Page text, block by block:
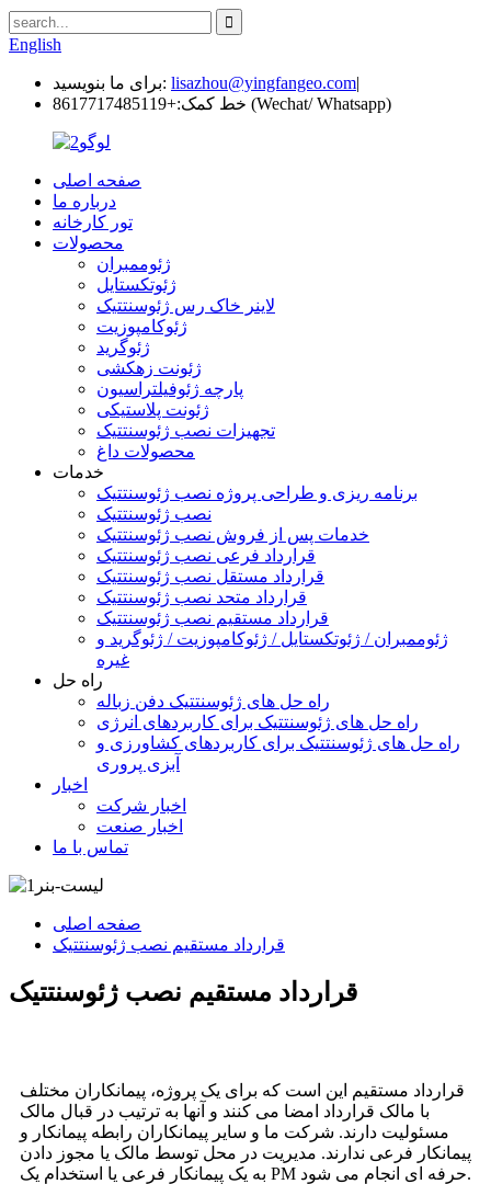
English
برای ما بنویسید: lisazhou@yingfangeo.com|
خط کمک: +8617717485119 (Wechat/ Whatsapp)
صفحه اصلی
درباره ما
تور کارخانه
محصولات
ژئوممبران
ژئوتکستایل
لاینر خاک رس ژئوسنتتیک
ژئوکامپوزیت
ژئوگرید
ژئونت زهکشی
پارچه ژئوفیلتراسیون
ژئونت پلاستیکی
تجهیزات نصب ژئوسنتتیک
محصولات داغ
خدمات
برنامه ریزی و طراحی پروژه نصب ژئوسنتتیک
نصب ژئوسنتتیک
خدمات پس از فروش نصب ژئوسنتتیک
قرارداد فرعی نصب ژئوسنتتیک
قرارداد مستقل نصب ژئوسنتتیک
قرارداد متحد نصب ژئوسنتتیک
قرارداد مستقیم نصب ژئوسنتتیک
ژئوممبران / ژئوتکستایل / ژئوکامپوزیت / ژئوگرید و
غیره
راه حل
راه حل های ژئوسنتتیک دفن زباله
راه حل های ژئوسنتتیک برای کاربردهای انرژی
راه حل های ژئوسنتتیک برای کاربردهای کشاورزی و
آبزی پروری
اخبار
اخبار شرکت
اخبار صنعت
تماس با ما
صفحه اصلی
قرارداد مستقیم نصب ژئوسنتتیک
قرارداد مستقیم نصب ژئوسنتتیک
قرارداد مستقیم این است که برای یک پروژه، پیمانکاران مختلف
با مالک قرارداد امضا می کنند و آنها به ترتیب در قبال مالک
مسئولیت دارند. شرکت ما و سایر پیمانکاران رابطه پیمانکار و
پیمانکار فرعی ندارند. مدیریت در محل توسط مالک یا مجوز دادن
به یک پیمانکار فرعی یا استخدام یک PM حرفه ای انجام می شود.